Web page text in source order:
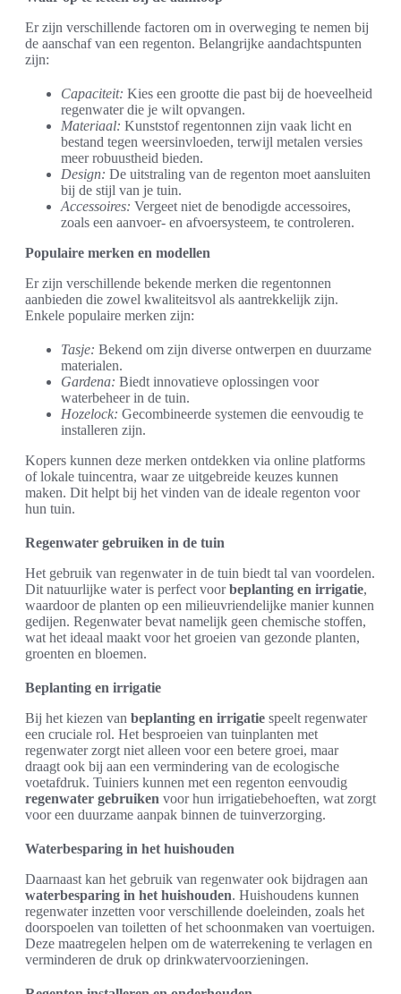
Er zijn verschillende factoren om in overweging te nemen bij
de aanschaf van een regenton. Belangrijke aandachtspunten
zijn:
Capaciteit: Kies een grootte die past bij de hoeveelheid
regenwater die je wilt opvangen.
Materiaal: Kunststof regentonnen zijn vaak licht en
bestand tegen weersinvloeden, terwijl metalen versies
meer robuustheid bieden.
Design: De uitstraling van de regenton moet aansluiten
bij de stijl van je tuin.
Accessoires: Vergeet niet de benodigde accessoires,
zoals een aanvoer- en afvoersysteem, te controleren.
Populaire merken en modellen
Er zijn verschillende bekende merken die regentonnen
aanbieden die zowel kwaliteitsvol als aantrekkelijk zijn.
Enkele populaire merken zijn:
Tasje: Bekend om zijn diverse ontwerpen en duurzame
materialen.
Gardena: Biedt innovatieve oplossingen voor
waterbeheer in de tuin.
Hozelock: Gecombineerde systemen die eenvoudig te
installeren zijn.
Kopers kunnen deze merken ontdekken via online platforms
of lokale tuincentra, waar ze uitgebreide keuzes kunnen
maken. Dit helpt bij het vinden van de ideale regenton voor
hun tuin.
Regenwater gebruiken in de tuin
Het gebruik van regenwater in de tuin biedt tal van voordelen.
Dit natuurlijke water is perfect voorbeplanting en irrigatie,
waardoor de planten op een milieuvriendelijke manier kunnen
gedijen. Regenwater bevat namelijk geen chemische stoffen,
wat het ideaal maakt voor het groeien van gezonde planten,
groenten en bloemen.
Beplanting en irrigatie
Bij het kiezen van beplanting en irrigatie speelt regenwater
een cruciale rol. Het besproeien van tuinplanten met
regenwater zorgt niet alleen voor een betere groei, maar
draagt ook bij aan een vermindering van de ecologische
voetafdruk. Tuiniers kunnen met een regenton eenvoudig
regenwater gebruiken voor hun irrigatiebehoeften, wat zorgt
voor een duurzame aanpak binnen de tuinverzorging.
Waterbesparing in het huishouden
Daarnaast kan het gebruik van regenwater ook bijdragen aan
waterbesparing in het huishouden. Huishoudens kunnen
regenwater inzetten voor verschillende doeleinden, zoals het
doorspoelen van toiletten of het schoonmaken van voertuigen.
Deze maatregelen helpen om de waterrekening te verlagen en
verminderen de druk op drinkwatervoorzieningen.